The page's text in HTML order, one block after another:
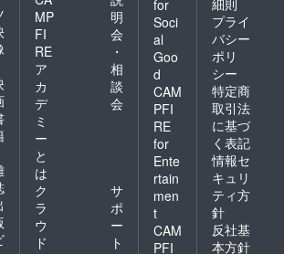
などの
記載が
ない場
合は、
空欄で
作成さ
せてい
ただき
ます。
(ミニ旗
など) ※
お名前
（ニッ
クネー
ム可）
は、6文
字まで
グご支
援者限
定の
グッズ
をご用
意させ
ていた
だきま
す。
グッズ
の詳細
は当日
までに
別途お
知らせ
させて
いただ
MP
FI
RE
ア
カ
デ
ミ
ー
と
は
明
会
・
相
談
会
ク
ラ
ウ
ド
サ
ポ
ー
ト
for
Soci
al
Goo
d
CAM
PFI
RE
for
Ente
rtain
men
t
CAM
PFI
細則
プライ
バシー
ポリ
シー
特定商
取引法
に基づ
く表記
情報セ
キュリ
ティ方
針
反社基
本方針